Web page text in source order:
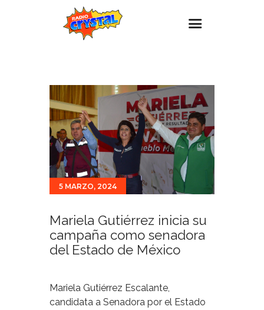
Estaciones
Eventos
Promociones
Noticias
Para ti
Contacto
5 MARZO, 2024
Mariela Gutiérrez inicia su
campaña como senadora
del Estado de México
Mariela Gutiérrez Escalante,
candidata a Senadora por el Estado